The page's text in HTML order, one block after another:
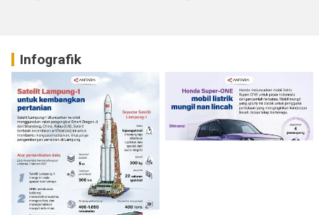
Infografik